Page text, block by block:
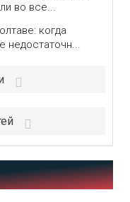
во все...
когда
недостаточн...